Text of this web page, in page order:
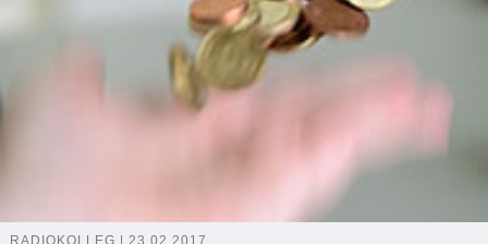
RADIOKOLLEG | 23 02 2017